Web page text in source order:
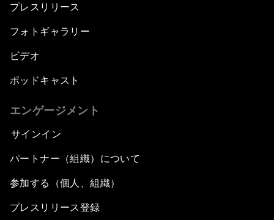
プレスリリース
フォトギャラリー
ビデオ
ポッドキャスト
エンゲージメント
サインイン
パートナー（組織）について
参加する（個人、組織）
プレスリリース登録